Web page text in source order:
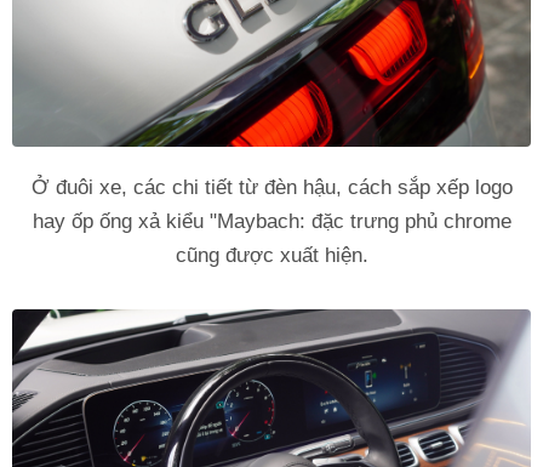
Ở đuôi xe, các chi tiết từ đèn hậu, cách sắp xếp logo
hay ốp ống xả kiểu "Maybach: đặc trưng phủ chrome
cũng được xuất hiện.